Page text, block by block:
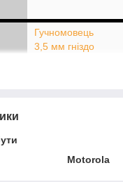
Гучномовець
3,5 мм гніздо
Motorola